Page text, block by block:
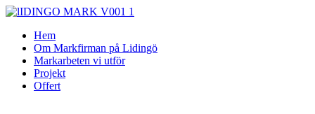
Skip
contentHem
Om Markfirman på Lidingö
Markarbeten vi utför
Projekt
Offert